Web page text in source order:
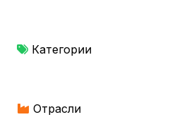
Категории
Отрасли